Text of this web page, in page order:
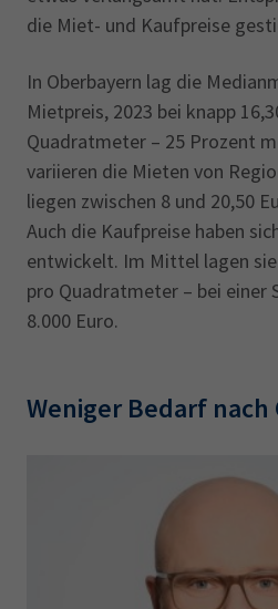
die Miet- und Kaufpreise
In Oberbayern lag die
Mietpreis, 2023 bei knapp
Quadratmeter – 25 Prozent
variieren die Mieten von
liegen zwischen 8 und 20,50
Auch die Kaufpreise haben
entwickelt. Im Mittel lagen sie
pro Quadratmeter – bei einer
8.000 Euro.
Weniger Bedarf nach